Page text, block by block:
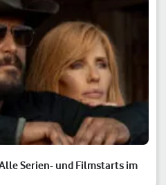
Serien- und Filmstarts im